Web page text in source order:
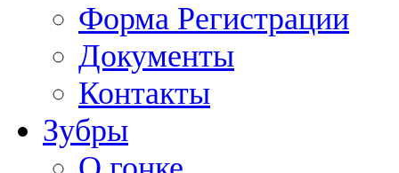
Форма Регистрации
Документы
Контакты
Зубры